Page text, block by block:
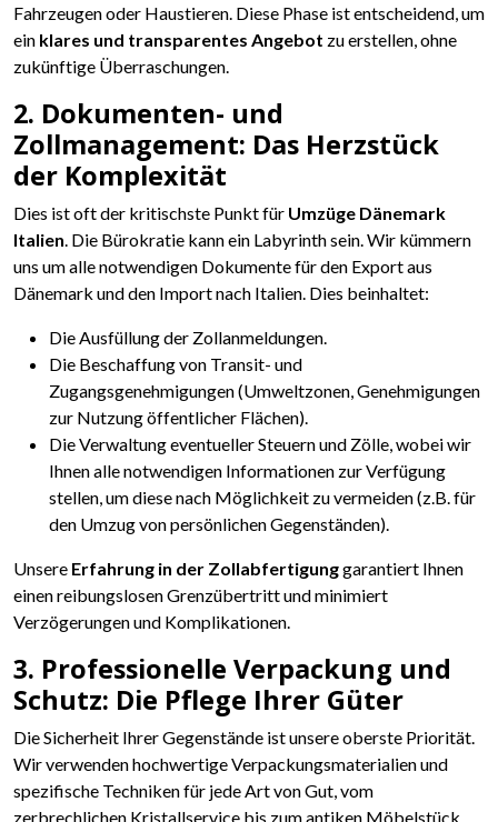
Fahrzeugen oder Haustieren. Diese Phase ist entscheidend, um
ein klares und transparentes Angebot zu erstellen, ohne
zukünftige Überraschungen.
2. Dokumenten- und
Zollmanagement: Das Herzstück
der Komplexität
Dies ist oft der kritischste Punkt für Umzüge Dänemark
Italien. Die Bürokratie kann ein Labyrinth sein. Wir kümmern
uns um alle notwendigen Dokumente für den Export aus
Dänemark und den Import nach Italien. Dies beinhaltet:
Die Ausfüllung der Zollanmeldungen.
Die Beschaffung von Transit- und
Zugangsgenehmigungen (Umweltzonen, Genehmigungen
zur Nutzung öffentlicher Flächen).
Die Verwaltung eventueller Steuern und Zölle, wobei wir
Ihnen alle notwendigen Informationen zur Verfügung
stellen, um diese nach Möglichkeit zu vermeiden (z.B. für
den Umzug von persönlichen Gegenständen).
Unsere Erfahrung in der Zollabfertigunggarantiert Ihnen
einen reibungslosen Grenzübertritt und minimiert
Verzögerungen und Komplikationen.
3. Professionelle Verpackung und
Schutz: Die Pflege Ihrer Güter
Die Sicherheit Ihrer Gegenstände ist unsere oberste Priorität.
Wir verwenden hochwertige Verpackungsmaterialien und
spezifische Techniken für jede Art von Gut, vom
zerbrechlichen Kristallservice bis zum antiken Möbelstück,